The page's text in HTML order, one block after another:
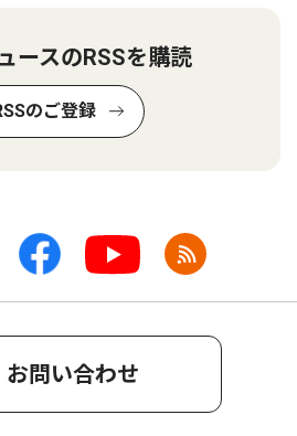
ースのRSSを購読
のご登録
お問い合わせ